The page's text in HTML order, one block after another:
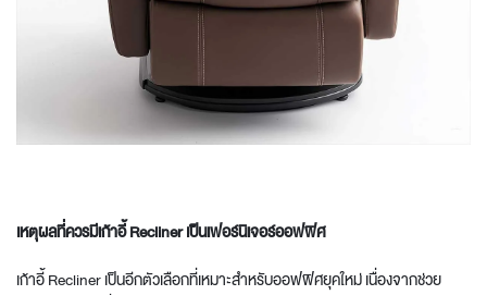
เหตุผลที่ควรมีเก้าอี้ Recliner เป็นเฟอร์นิเจอร์ออฟฟิศ
เก้าอี้ Recliner เป็นอีกตัวเลือกที่เหมาะสำหรับออฟฟิศยุคใหม่ เนื่องจากช่วย